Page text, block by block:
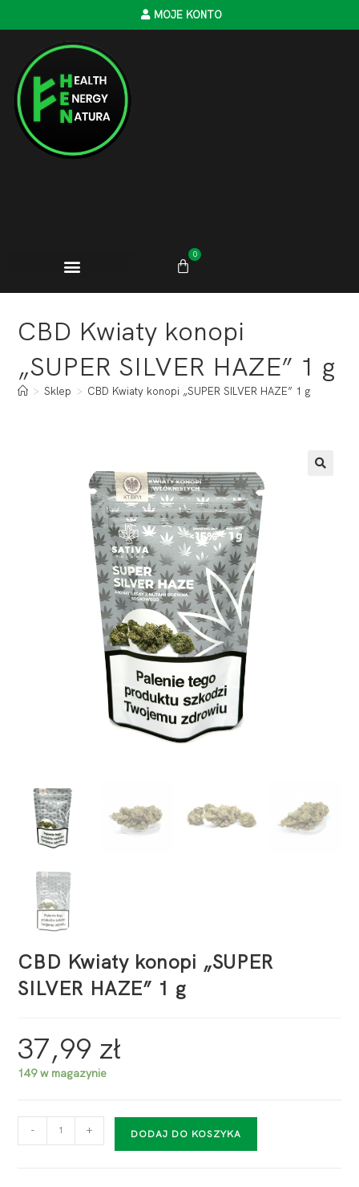
MOJE KONTO
0
CBD Kwiaty konopi
„SUPER SILVER HAZE” 1 g
> Sklep > CBD Kwiaty konopi „SUPER SILVER HAZE” 1 g
CBD Kwiaty konopi „SUPER
SILVER HAZE” 1 g
37,99 zł
149 w magazynie
- + DODAJ DO KOSZYKA